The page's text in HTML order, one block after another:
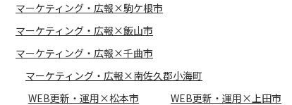
マーケティング・広報×駒ケ根市
マーケティング・広報×飯山市
マーケティング・広報×千曲市
マーケティング・広報×南佐久郡小海町
WEB更新・運用×松本市
WEB更新・運用×上田市